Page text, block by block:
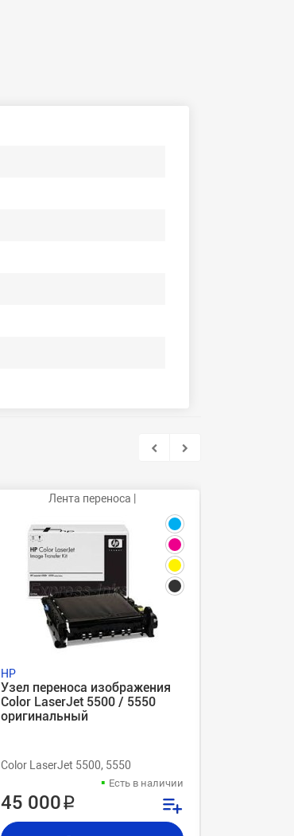
Лента переноса |
HP
Узел переноса изображения
Color LaserJet 5500 / 5550
оригинальный
Color LaserJet 5500, 5550
Есть в наличии
45 000 ₽